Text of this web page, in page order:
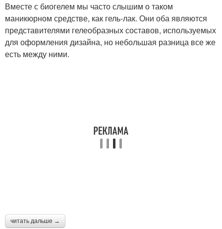
Вместе с биогелем мы часто слышим о таком
маникюрном средстве, как гель-лак. Они оба являются
представителями гелеобразных составов, используемых
для оформления дизайна, но небольшая разница все же
есть между ними.
читать дальше →